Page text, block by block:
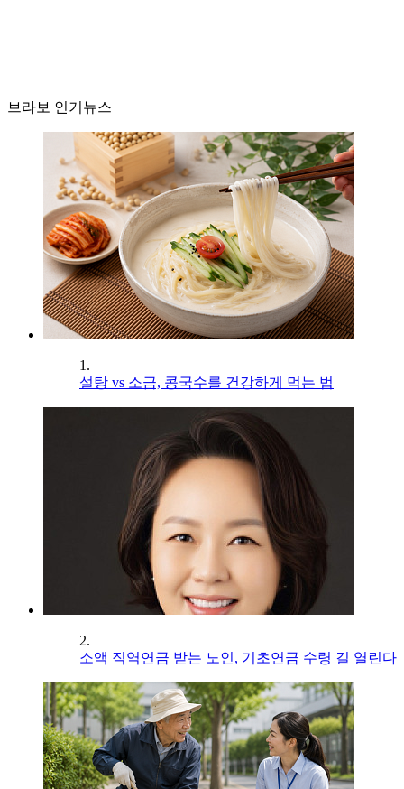
브라보 인기뉴스
1.
설탕 vs 소금, 콩국수를 건강하게 먹는 법
2.
소액 직역연금 받는 노인, 기초연금 수령 길 열린다